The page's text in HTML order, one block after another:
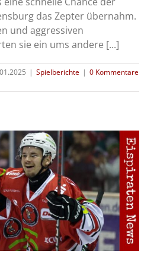
das Zepter übernahm.
und aggressiven
sie ein ums andere [...]
| Spielberichte | 0 Kommentare